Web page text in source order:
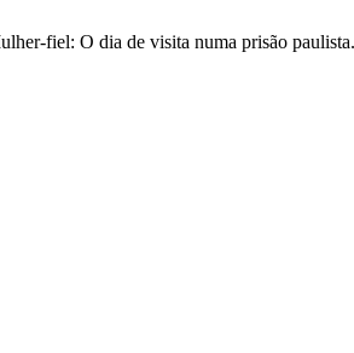
fiel: O dia de visita numa prisão